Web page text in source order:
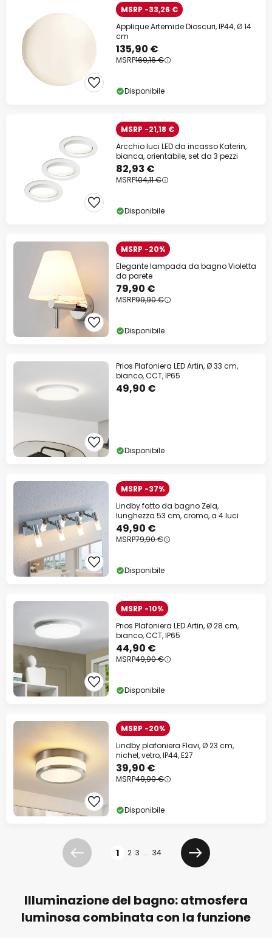
MSRP -33,26 €
Applique Artemide Dioscuri, IP44, Ø 14
cm
135,90 €
MSRP169,16 €
Disponibile
MSRP -21,18 €
Arcchio luci LED da incasso Katerin,
bianca, orientabile, set da 3 pezzi
82,93 €
MSRP104,11 €
Disponibile
MSRP -20%
Elegante lampada da bagno Violetta
da parete
79,90 €
MSRP99,90 €
Disponibile
Prios Plafoniera LED Artin, Ø 33 cm,
bianco, CCT, IP65
49,90 €
Disponibile
MSRP -37%
Lindby fatto da bagno Zela,
lunghezza 53 cm, cromo, a 4 luci
49,90 €
MSRP79,90 €
Disponibile
MSRP -10%
Prios Plafoniera LED Artin, Ø 28 cm,
bianco, CCT, IP65
44,90 €
MSRP49,90 €
Disponibile
MSRP -20%
Lindby plafoniera Flavi, Ø 23 cm,
nichel, vetro, IP44, E27
39,90 €
MSRP49,90 €
Disponibile
Precedente 1 2 3 ... 34
Prossimo
Illuminazione del bagno: atmosfera
luminosa combinata con la funzione